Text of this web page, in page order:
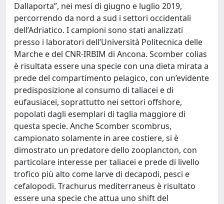
Dallaporta”, nei mesi di giugno e luglio 2019,
percorrendo da nord a sud i settori occidentali
dell’Adriatico. I campioni sono stati analizzati
presso i laboratori dell’Università Politecnica delle
Marche e del CNR-IRBIM di Ancona. Scomber colias
è risultata essere una specie con una dieta mirata a
prede del compartimento pelagico, con un’evidente
predisposizione al consumo di taliacei e di
eufausiacei, soprattutto nei settori offshore,
popolati dagli esemplari di taglia maggiore di
questa specie. Anche Scomber scombrus,
campionato solamente in aree costiere, si è
dimostrato un predatore dello zooplancton, con
particolare interesse per taliacei e prede di livello
trofico più alto come larve di decapodi, pesci e
cefalopodi. Trachurus mediterraneus è risultato
essere una specie che attua uno shift del